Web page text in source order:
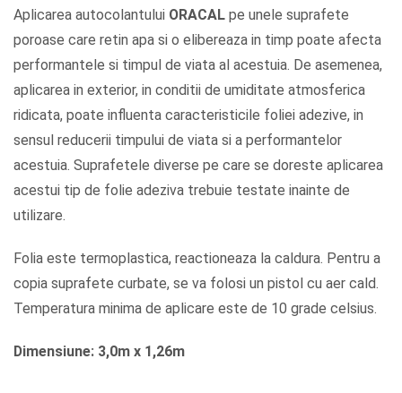
Aplicarea autocolantului ORACAL pe unele suprafete
poroase care retin apa si o elibereaza in timp poate afecta
performantele si timpul de viata al acestuia. De asemenea,
aplicarea in exterior, in conditii de umiditate atmosferica
ridicata, poate influenta caracteristicile foliei adezive, in
sensul reducerii timpului de viata si a performantelor
acestuia. Suprafetele diverse pe care se doreste aplicarea
acestui tip de folie adeziva trebuie testate inainte de
utilizare.
Folia este termoplastica, reactioneaza la caldura. Pentru a
copia suprafete curbate, se va folosi un pistol cu aer cald.
Temperatura minima de aplicare este de 10 grade celsius.
Dimensiune: 3,0m x 1,26m